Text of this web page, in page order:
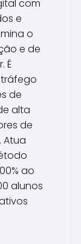
com
e
o
e de
É
de
alta
de
Atua
ao
alunos